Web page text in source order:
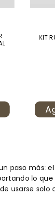
KIT
paso más:
lo
usarse solo